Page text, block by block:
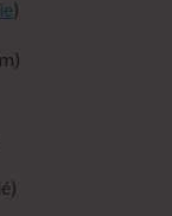
)